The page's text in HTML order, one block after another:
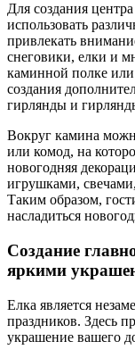
Для создания
использовать
привлекать
снеговики, елки и
каминной полке
создания
гирлянды и
Вокруг камина
или комод, на
новогодняя
игрушками,
Таким образом,
насладиться
Создание
яркими
Елка является
праздников. Здесь
украшение вашего